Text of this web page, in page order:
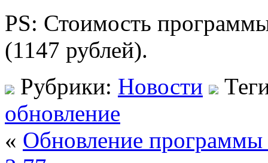
PS: Стоимость
(1147 рублей).
Рубрики: Новости
обновление
« Обновление